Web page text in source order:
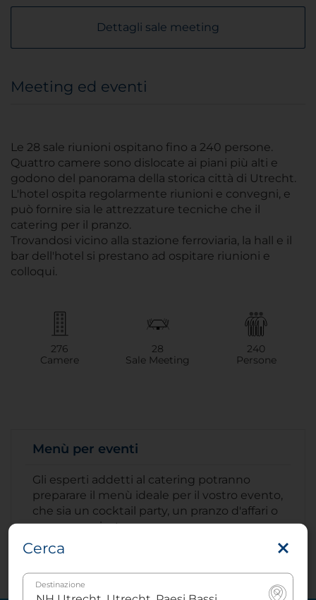
Dettagli sale meeting
Meeting ed eventi
Le 28 sale riunioni ospitano fino a 240 persone.
Quattro camere sono dislocate ai piani più alti e
godono del panorama della storica città di Utrecht.
L'hotel ospita regolarmente riunioni e convegni, e
può fornire sia le attrezzature tecniche che il
catering per il pranzo.
Trovandosi vicino alla stazione ferroviaria, la hall e il
bar dell'hotel si prestano ad ospitare riunioni e
colloqui.
276
Camere
28
Sale Meeting
240
Persone
Menù per eventi
Gli esperti addetti al catering potranno
preparare il menù ideale per il vostro evento,
che sia un cocktail party, un pranzo d'affari o
una cena privata.
Cerca
Destinazione